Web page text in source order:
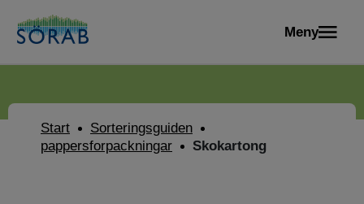
Meny
Start
Sorteringsguiden
pappersforpackningar
Skokartong